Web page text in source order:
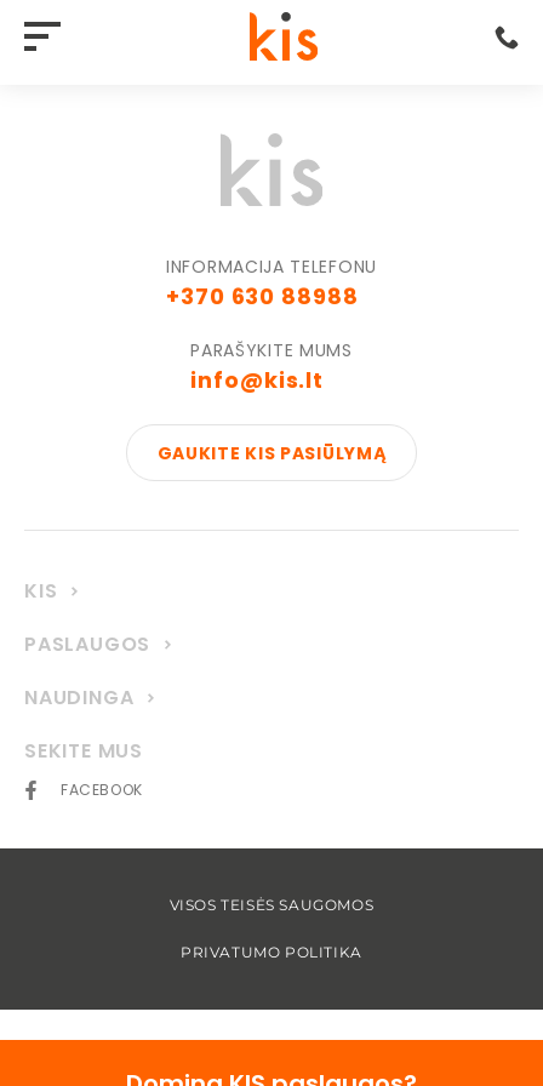
INFORMACIJA TELEFONU
+370 630 88988
PARAŠYKITE MUMS
info@kis.lt
GAUKITE KIS PASIŪLYMĄ
KIS
PASLAUGOS
NAUDINGA
SEKITE MUS
FACEBOOK
VISOS TEISĖS SAUGOMOS
PRIVATUMO POLITIKA